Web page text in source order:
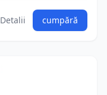
Detalii cumpără